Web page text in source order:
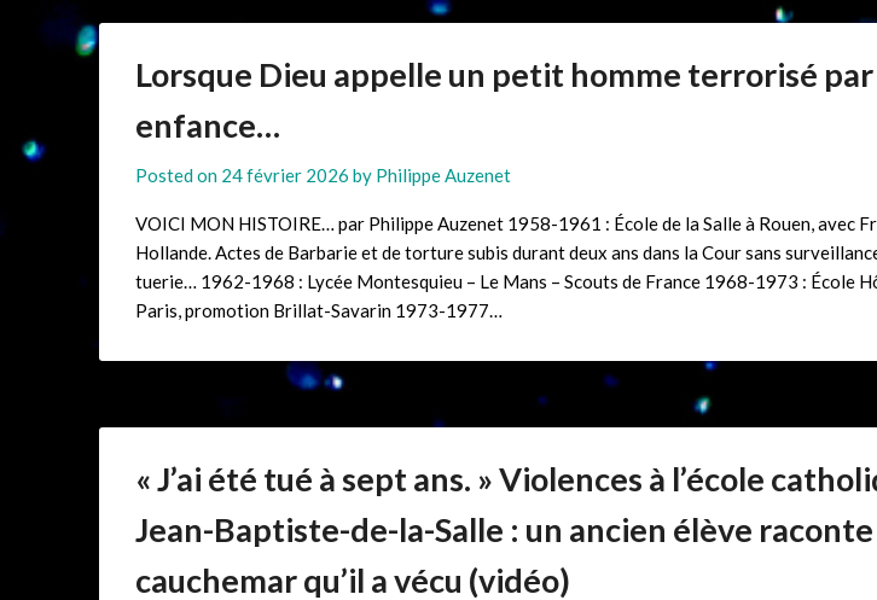
Lorsque Dieu appelle un petit homme terrorisé par
enfance…
Posted on 24 février 2026 by Philippe Auzenet
VOICI MON HISTOIRE… par Philippe Auzenet 1958-1961 : École de la Salle à Rouen, avec
Hollande. Actes de Barbarie et de torture subis durant deux ans dans la Cour sans
tuerie… 1962-1968 : Lycée Montesquieu – Le Mans – Scouts de France 1968-1973 : École
Paris, promotion Brillat-Savarin 1973-1977…
« J’ai été tué à sept ans. » Violences à l’école
Jean-Baptiste-de-la-Salle : un ancien élève
cauchemar qu’il a vécu (vidéo)